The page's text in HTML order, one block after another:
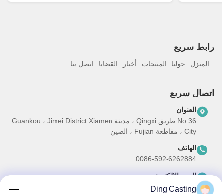
رابط سريع
المنزل حولنا المنتجات أخبار القضايا اتصل بنا
اتصال سريع
العنوان
No.36 طريق Qingxi ، مدينة Guankou ، Jimei District Xiamen
City ، مقاطعة Fujian ، الصين
الهاتف
0086-592-6262884
البريد الإلكتروني
dzivy@idzxm.cn
Ding Casting